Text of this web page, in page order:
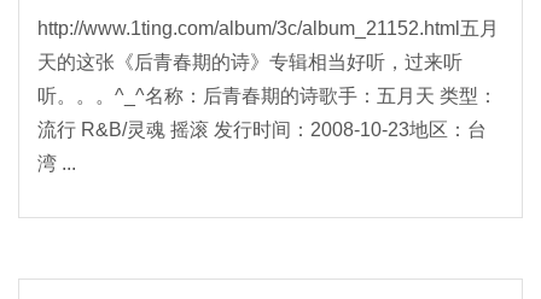
http://www.1ting.com/album/3c/album_21152.html五月
天的这张《后青春期的诗》专辑相当好听，过来听
听。。。^_^名称：后青春期的诗歌手：五月天 类型：
流行 R&B/灵魂 摇滚 发行时间：2008-10-23地区：台
湾 ...